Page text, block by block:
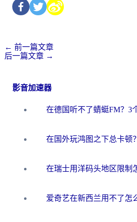
← 前一篇文章
后一篇文章 →
影音加速器